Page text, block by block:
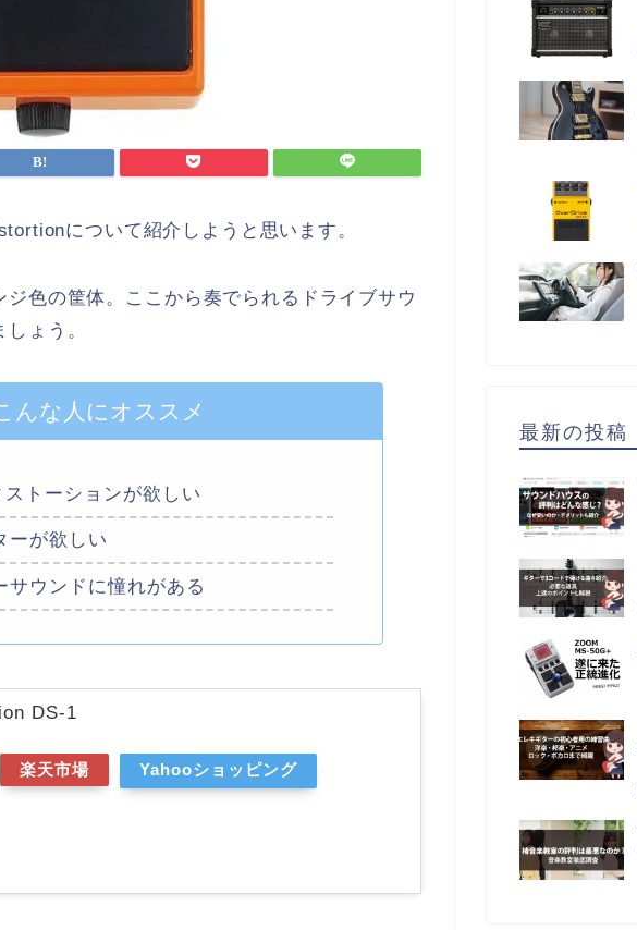
について紹介しようと思います。
色の筐体。ここから奏でられるドライブサウ
ょう。
んな人にオススメ
トーションが欲しい
ーが欲しい
サウンドに憧れがある
DS-1
楽天市場 Yahooショッピング
最新の投稿